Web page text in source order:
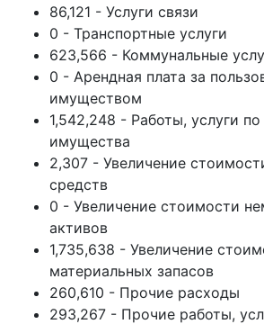
86,121 - Услуги связи
0 - Транспортные услуги
623,566 - Коммунальные
0 - Арендная плата за
имуществом
1,542,248 - Работы, услуги
имущества
2,307 - Увеличение
средств
0 - Увеличение стоимости
активов
1,735,638 - Увеличение
материальных запасов
260,610 - Прочие расходы
293,267 - Прочие работы,